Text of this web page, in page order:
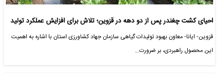
احیای کشت چغندر پس از دو دهه در قزوین؛ تلاش برای افزایش عملکرد تولید
قزوین- ایانا- معاون بهبود تولیدات گیاهی سازمان جهاد کشاورزی استان با اشاره به اهمیت
این محصول راهبردی، بر ضرورت…